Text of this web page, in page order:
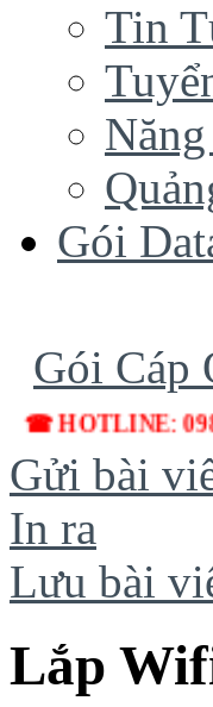
Tin
Gói
Gói Cáp
☎ HOTLINE:
Gửi bài
In ra
Lưu bài
Lắp